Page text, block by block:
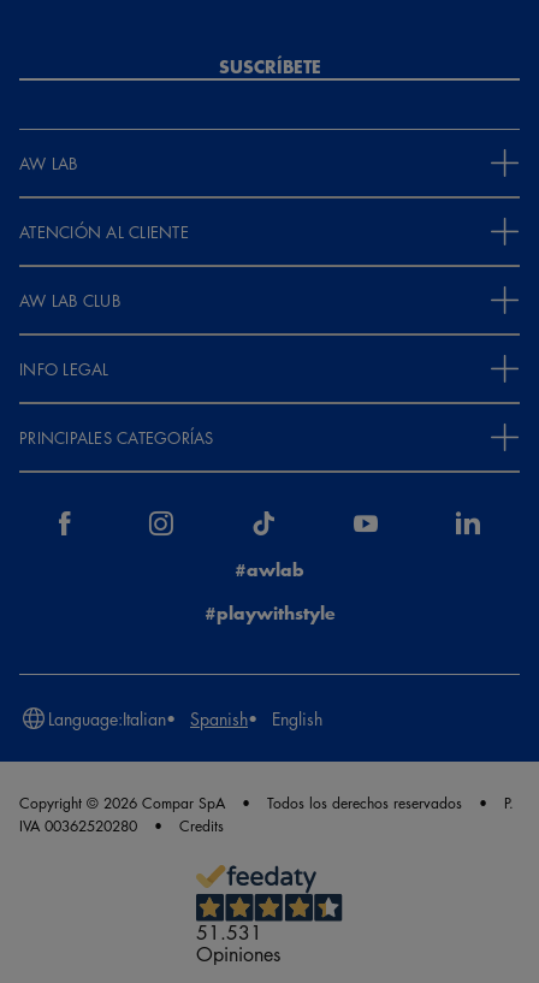
SUSCRÍBETE
AW LAB
ATENCIÓN AL CLIENTE
AW LAB CLUB
INFO LEGAL
PRINCIPALES CATEGORÍAS
#awlab
#playwithstyle
Language:Italian Spanish English
Copyright © 2026 Compar SpA Todos los derechos reservados
P.
IVA 00362520280
Credits
51.531
Opiniones